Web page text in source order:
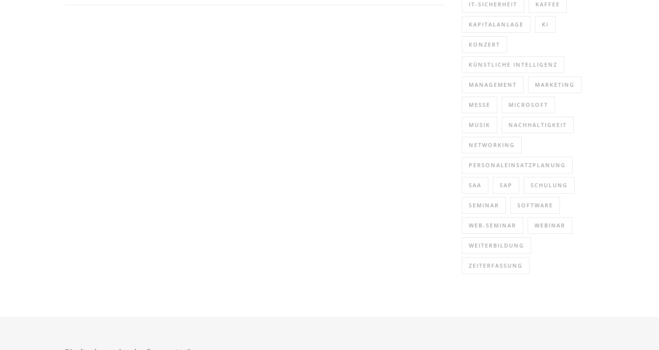
IT-SICHERHEIT KAFFEE
KAPITALANLAGE KI
KONZERT
KÜNSTLICHE INTELLIGENZ
MANAGEMENT MARKETING
MESSE MICROSOFT
MUSIK NACHHALTIGKEIT
NETWORKING
PERSONALEINSATZPLANUNG
SAA SAP SCHULUNG
SEMINAR SOFTWARE
WEB-SEMINAR WEBINAR
WEITERBILDUNG
ZEITERFASSUNG